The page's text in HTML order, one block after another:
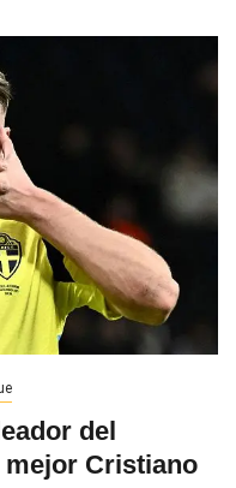
del
mejor Cristiano